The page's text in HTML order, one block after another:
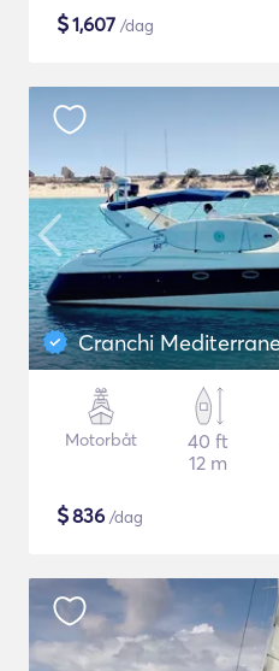
$1,607 /dag
Cranchi
Motorbåt
40 ft
12 m
$836 /dag